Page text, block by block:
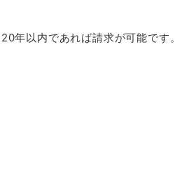
20年以内であれば請求が可能です。